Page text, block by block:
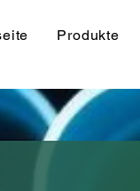
Produkte